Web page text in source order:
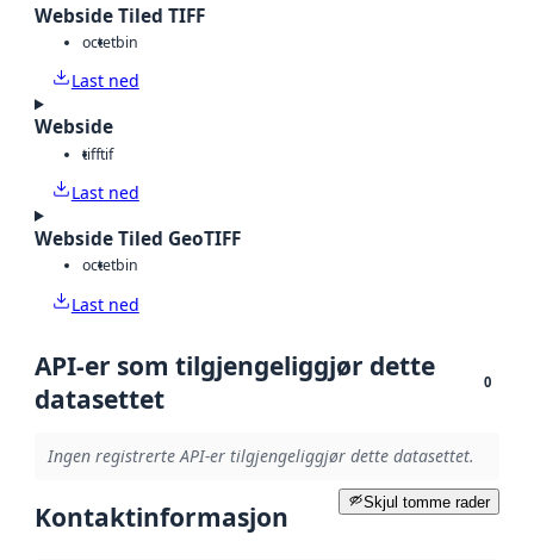
Webside Tiled TIFF
octetbin
Last ned
Webside
tifftif
Last ned
Webside Tiled GeoTIFF
octetbin
Last ned
API-er som tilgjengeliggjør dette
datasettet
0
Ingen registrerte API-er tilgjengeliggjør dette datasettet.
Skjul tomme rader
Kontaktinformasjon